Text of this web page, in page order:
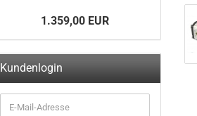
1.359,00 EUR
Kundenlogin